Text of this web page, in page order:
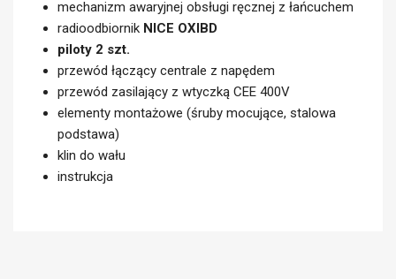
Instrukcja napedu:MFZ_napedy_STA.pdf
Zestaw zawiera:
napęd do bramyMarantec STA 1-11-19 KE
centrala sterującaNICE D-Pro Action
mechanizm awaryjnej obsługi ręcznej z łańcuchem
radioodbiornik
piloty 2 szt.